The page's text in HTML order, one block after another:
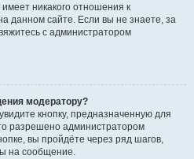
никакого отношения к
данном сайте. Если вы не знаете, за
с администратором
модератору?
кнопку, предназначенную для
разрешено администратором
вы пройдёте через ряд шагов,
на сообщение.